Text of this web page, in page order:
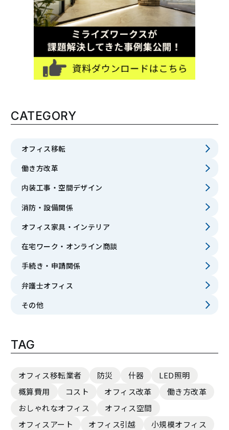
CATEGORY
オフィス移転
働き方改革
内装工事・空間デザイン
消防・設備関係
オフィス家具・インテリア
在宅ワーク・オンライン商談
手続き・申請関係
弁護士オフィス
その他
TAG
オフィス移転業者 防災 什器
LED照明
概算費用
コスト オフィス改革
働き方改革
おしゃれなオフィス
オフィス空間
オフィスアート
オフィス引越
小規模オフィス